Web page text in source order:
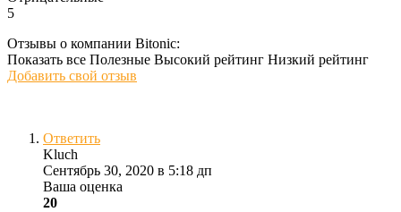
5
Отзывы о компании Bitonic:
Показать все Полезные Высокий рейтинг Низкий рейтинг
Добавить свой отзыв
Ответить
Kluch
Сентябрь 30, 2020 в 5:18 дп
Ваша оценка
20